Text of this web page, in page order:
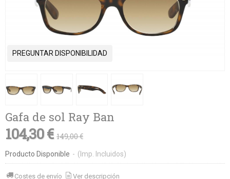
PREGUNTAR DISPONIBILIDAD
Gafa de sol Ray Ban
104,30 € 149,00 €
Producto Disponible - (Imp. Incluidos)
Costes de envío Ver descripción